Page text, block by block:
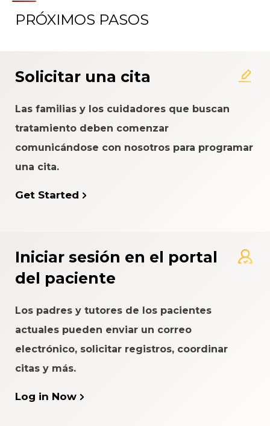
Acerca del Sistema de
del Paciente
PRÓXIMOS PASOS
Solicitar una cita
Las familias y los cuidadores que buscan
tratamiento deben comenzar
comunicándose con nosotros para programar
una cita.
Get Started
Iniciar sesión en el portal
del paciente
Los padres y tutores de los pacientes
actuales pueden enviar un correo
electrónico, solicitar registros, coordinar
citas y más.
Log in Now